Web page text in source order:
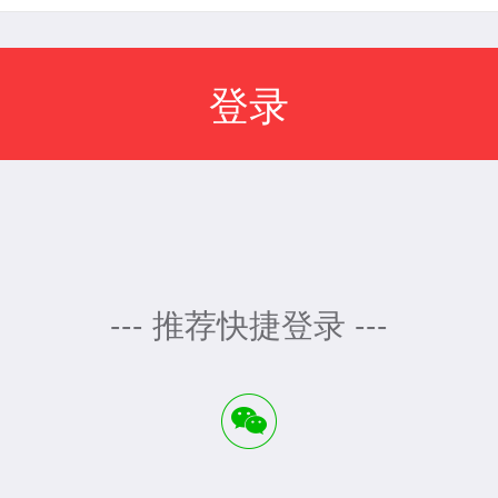
--- 推荐快捷登录 ---